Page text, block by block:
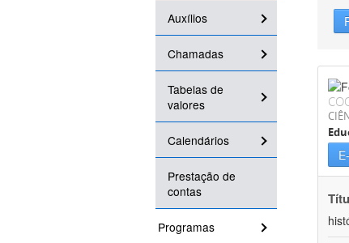
Auxílios
Chamadas
Tabelas de
valores
Calendários
Prestação de
contas
Programas